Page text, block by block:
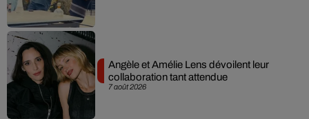
7 août 2026
Angèle et Amélie Lens dévoilent leur
collaboration tant attendue